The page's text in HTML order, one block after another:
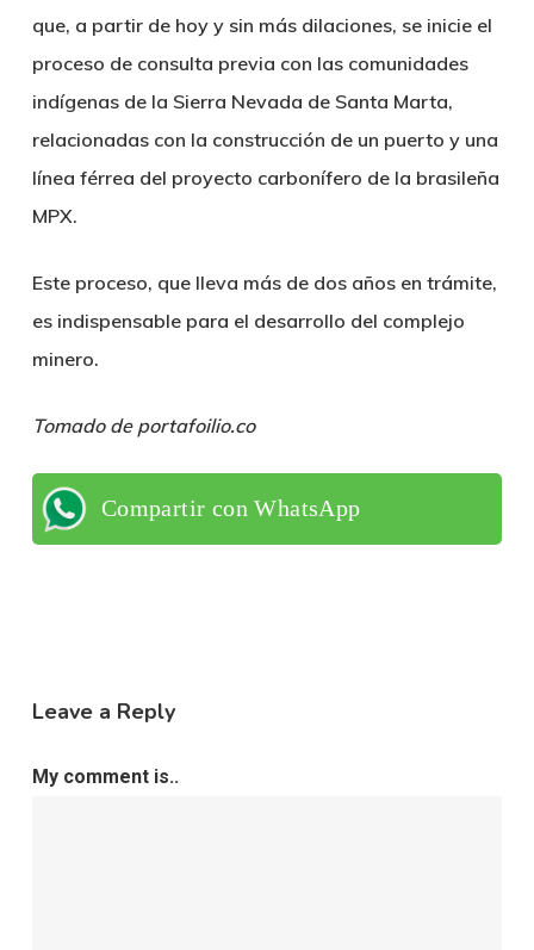
que, a partir de hoy y sin más dilaciones, se inicie el
proceso de consulta previa con las comunidades
indígenas de la Sierra Nevada de Santa Marta,
relacionadas con la construcción de un puerto y una
línea férrea del proyecto carbonífero de la brasileña
MPX.
Este proceso, que lleva más de dos años en trámite,
es indispensable para el desarrollo del complejo
minero.
Tomado de portafoilio.co
Compartir con WhatsApp
Leave a Reply
My comment is..